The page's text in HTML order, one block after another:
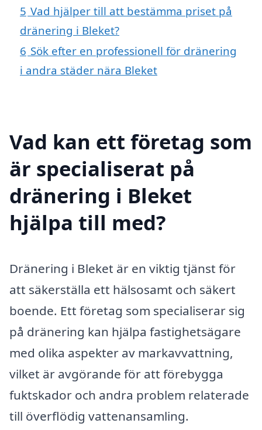
5 Vad hjälper till att bestämma priset på
dränering i Bleket?
6 Sök efter en professionell för dränering
i andra städer nära Bleket
Vad kan ett företag som
är specialiserat på
dränering i Bleket
hjälpa till med?
Dränering i Bleket är en viktig tjänst för
att säkerställa ett hälsosamt och säkert
boende. Ett företag som specialiserar sig
på dränering kan hjälpa fastighetsägare
med olika aspekter av markavvattning,
vilket är avgörande för att förebygga
fuktskador och andra problem relaterade
till överflödig vattenansamling.